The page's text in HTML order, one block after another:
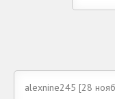
alexnine245 [28